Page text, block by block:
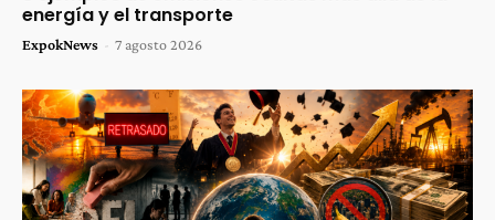
energía y el transporte
ExpokNews - 7 agosto 2026